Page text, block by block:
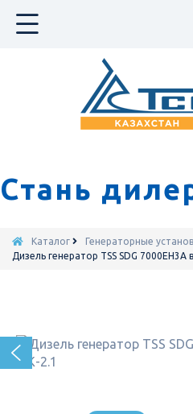
Стань
Каталог
Генераторные
Дизель генератор TSS SDG 7000EH3A